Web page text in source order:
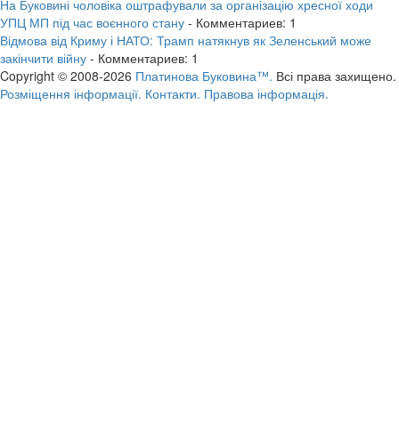
На Буковині чоловіка оштрафували за організацію хресної ходи
УПЦ МП під час воєнного стану - Комментариев: 1
Відмова від Криму і НАТО: Трамп натякнув як Зеленський може
закінчити війну - Комментариев: 1
Copyright © 2008-2026 Платинова Буковина™. Всі права захищено.
Розміщення інформації. Контакти. Правова інформація.